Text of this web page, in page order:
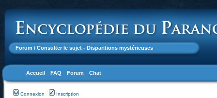
Forum / Consulter le sujet - Disparitions mystérieuses
Accueil FAQ Forum Chat
Connexion Inscription